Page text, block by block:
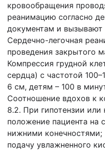
кровообращения
реанимацию согласно
документам и вызывают
Сердечно-легочная
проведения закрытого
Компрессия грудной
сердца) с частотой
6 см, детям – 100 в
Соотношение вдохов к
8.2. При гипотензии или
положение пациента на
нижними конечностями;
подачу увлажненного